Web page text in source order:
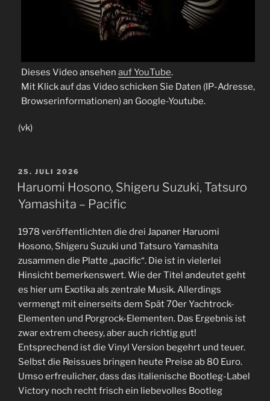
Dieses Video ansehen auf YouTube.
Mit Klick auf das Video schicken Sie Daten (IP-Adresse,
Browserinformationen) an Google-Youtube.
(vk)
VERÖFFENTLICHT
AM
25. JULI 2026
Haruomi Hosono, Shigeru Suzuki, Tatsuro
Yamashita – Pacific
1978 veröffentlichten die drei Japaner Haruomi
Hosono, Shigeru Suzuki und Tatsuro Yamashita
zusammen die Platte „pacific“. Die ist in vielerlei
Hinsicht bemerkenswert. Wie der Titel andeutet geht
es hier um Exotika als zentrale Musik. Allerdings
vermengt mit einerseits dem Spät 70er Yachtrock-
Elementen und Porgrock-Elementen. Das Ergebnis ist
zwar extrem cheesy, aber auch richtig gut!
Entsprechend ist die Vinyl Version begehrt und teuer.
Selbst die Reissues bringen heute Preise ab 80 Euro.
Umso erfreulicher, dass das italienische Bootleg-Label
Victory noch recht frisch ein liebevolles Bootleg